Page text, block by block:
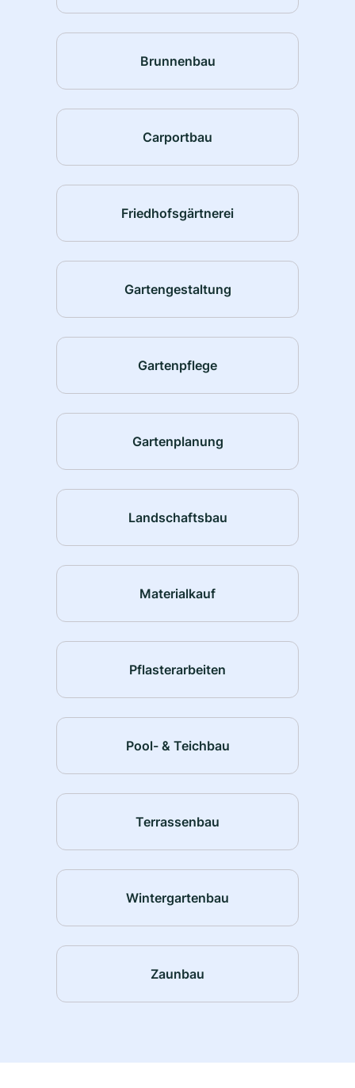
Brunnenbau
Carportbau
Friedhofsgärtnerei
Gartengestaltung
Gartenpflege
Gartenplanung
Landschaftsbau
Materialkauf
Pflasterarbeiten
Pool- & Teichbau
Terrassenbau
Wintergartenbau
Zaunbau